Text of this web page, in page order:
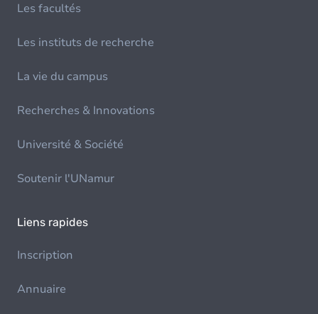
Les facultés
Les instituts de recherche
La vie du campus
Recherches & Innovations
Université & Société
Soutenir l'UNamur
Liens rapides
Inscription
Annuaire